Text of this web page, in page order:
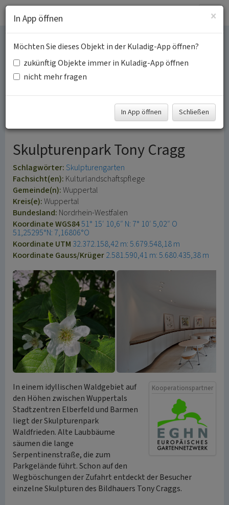
Skulpturenpark
Waldfrieden im
Europäischen
Gartennetzwerk EGHN
Skulpturenpark Tony Cragg
Schlagwörter: Skulpturengarten
Fachsicht(en): Kulturlandschaftspflege
Gemeinde(n):Wuppertal
Kreis(e):Wuppertal
Bundesland: Nordrhein-Westfalen
Koordinate WGS8451° 15′ 10,6″ N: 7° 10′ 5,02″ O
51,25295°N: 7,16806°O
Koordinate UTM 32.372.158,42 m: 5.679.548,18 m
Koordinate Gauss/Krüger2.581.590,41 m: 5.680.435,38 m
Kooperationspartner
In einem idyllischen Waldgebiet auf
den Höhen zwischen Wuppertals
Stadtzentren Elberfeld und Barmen
liegt der Skulpturenpark
Waldfrieden. Alte Laubbäume
säumen die lange
Serpentinenstraße, die zum
Parkgelände führt. Schon auf den
Wegböschungen der Zufahrt entdeckt der Besucher
einzelne Skulpturen des Bildhauers Tony Craggs.
×
In App öffnen
Möchten Sie dieses Objekt in der Kuladig-App öffnen?
zukünftig Objekte immer in Kuladig-App öffnen
nicht mehr fragen
In App öffnen Schließen